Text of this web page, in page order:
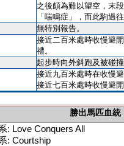
之後頗為難以望空，末
「喘鳴症」，而此駒過
無特別報告。
接近二百米處時收慢避
禮。
起步時向外斜跑及被碰
接近九百米處時在收慢
接近七百米處時收慢避
勝出馬匹血統
: Love Conquers All
: Courtship